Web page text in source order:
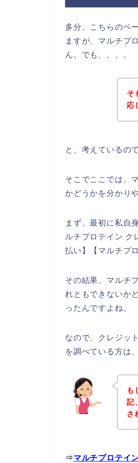
多分、こちらのペ
ますが、マルチプ
ん。でも、、、。
そ
応
と、考えているの
そこでここでは、
かどうかを分かり
まず、最初に私自
ルチプロテイン
払い】【マルチプ
その結果、マルチ
れともできないか
ったんですよね。
なので、クレジッ
を調べている方は
も
記
さ
⇒マルチプロテイ